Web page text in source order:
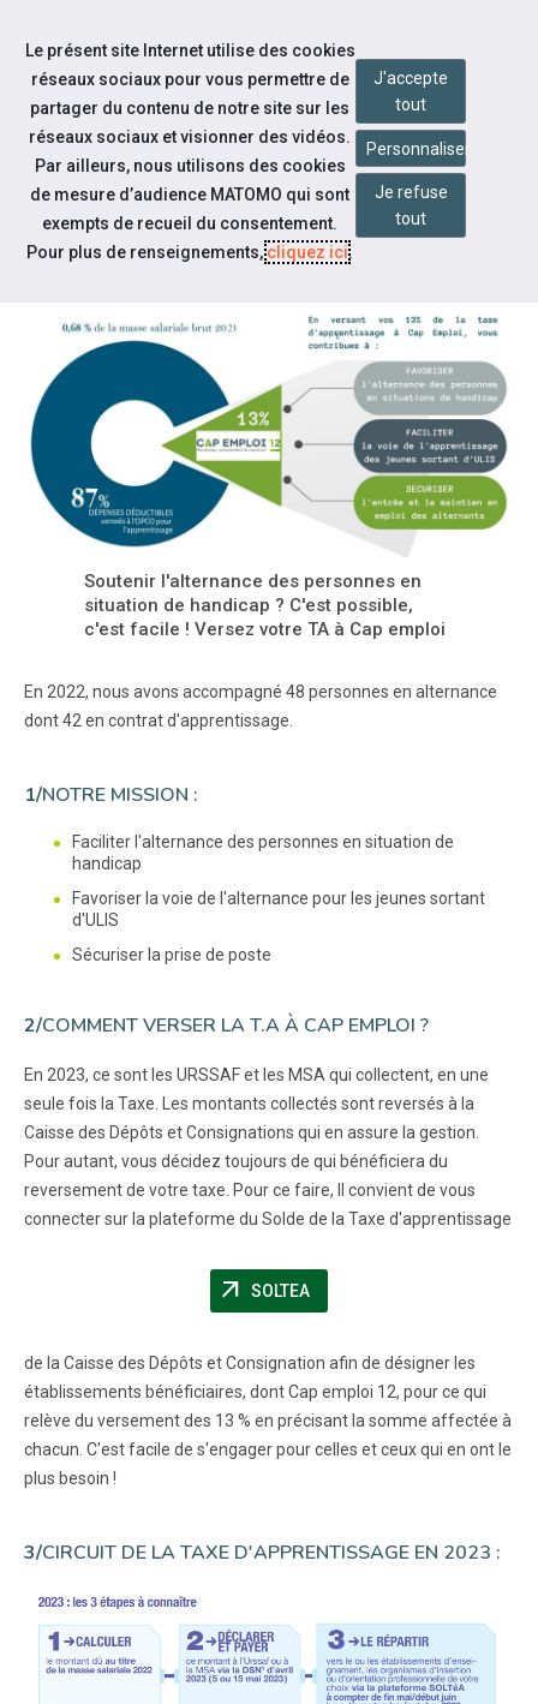
Aller au contenu
Actualités
TAXE D'APPRENTISSAGE 2023
Soutenir l'alternance des personnes en
situation de handicap ? C'est possible,
c'est facile ! Versez votre TA à Cap emploi
En 2022, nous avons accompagné 48 personnes en alternance
dont 42 en contrat d'apprentissage.
1/NOTRE MISSION :
Faciliter l'alternance des personnes en situation de
handicap
Favoriser la voie de l'alternance pour les jeunes sortant
d'ULIS
Sécuriser la prise de poste
2/COMMENT VERSER LA T.A À CAP EMPLOI ?
En 2023, ce sont les URSSAF et les MSA qui collectent, en une
seule fois la Taxe. Les montants collectés sont reversés à la
Caisse des Dépôts et Consignations qui en assure la gestion.
Pour autant, vous décidez toujours de qui bénéficiera du
reversement de votre taxe. Pour ce faire, Il convient de vous
connecter sur la plateforme du Solde de la Taxe d'apprentissage
arrow_outward SOLTEA
de la Caisse des Dépôts et Consignation afin de désigner les
établissements bénéficiaires, dont Cap emploi 12, pour ce qui
relève du versement des 13 % en précisant la somme affectée à
chacun. C'est facile de s'engager pour celles et ceux qui en ont le
plus besoin !
3/CIRCUIT DE LA TAXE D'APPRENTISSAGE EN 2023 :
Le présent site Internet utilise des cookies
réseaux sociaux pour vous permettre de
partager du contenu de notre site sur les
réseaux sociaux et visionner des vidéos.
Par ailleurs, nous utilisons des cookies
de mesure d’audience MATOMO qui sont
exempts de recueil du consentement.
Pour plus de renseignements,cliquez ici.
J'accepte
tout
Personnaliser
Je refuse
tout